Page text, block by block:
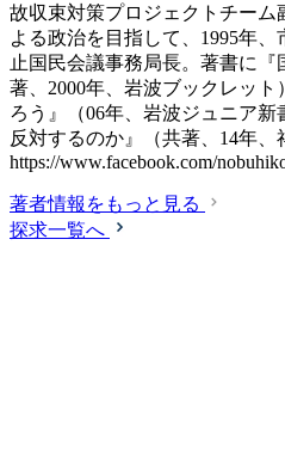
故収束対策プロジェクトチーム
よる政治を目指して、1995年、
止国民会議事務局長。著書に
著、2000年、岩波ブックレッ
ろう』（06年、岩波ジュニア新
反対するのか』（共著、14年、
https://www.facebook.com/
著者情報をもっと見る
探求一覧へ